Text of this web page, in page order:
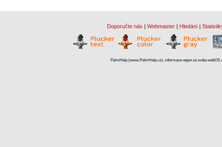
Doporučte nás | Webmaster | Hledání |
PalmHelp (www.PalmHelp.cz), informace nejen ze světa